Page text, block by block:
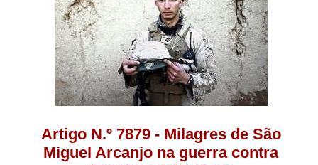
Artigo N.º 7879 - Milagres de São
Miguel Arcanjo na guerra contra